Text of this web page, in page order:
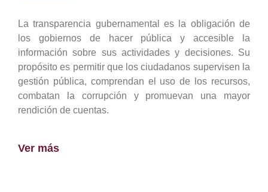
La transparencia gubernamental es la obligación de
los gobiernos de hacer pública y accesible la
información sobre sus actividades y decisiones. Su
propósito es permitir que los ciudadanos supervisen la
gestión pública, comprendan el uso de los recursos,
combatan la corrupción y promuevan una mayor
rendición de cuentas.
Ver más